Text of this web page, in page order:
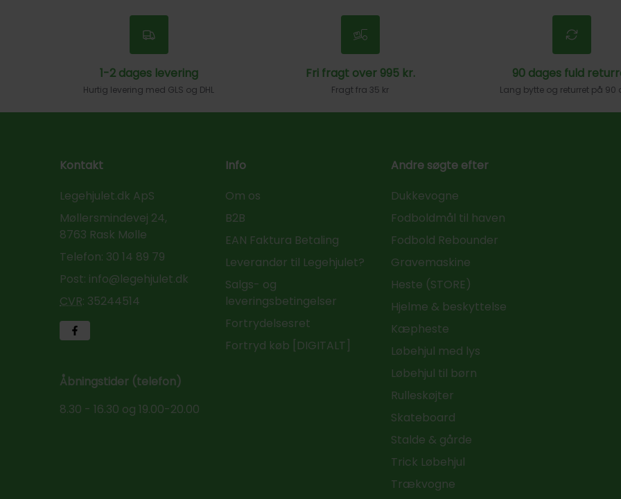
1-2 dages levering
Hurtig levering med GLS og DHL
Fri fragt over 995 kr.
Fragt fra 35 kr
90 dages fuld
Lang bytte og returret på 90
Kontakt
Legehjulet.dk ApS
Møllersmindevej 24,
8763 Rask Mølle
Telefon: 30 14 89 79
Post: info@legehjulet.dk
CVR: 35244514
Åbningstider (telefon)
8.30 - 16.30 og 19.00-20.00
Info
Om os
B2B
EAN Faktura Betaling
Leverandør til Legehjulet?
Salgs- og
leveringsbetingelser
Fortrydelsesret
Fortryd køb [DIGITALT]
Andre søgte efter
Dukkevogne
Fodboldmål til haven
Fodbold Rebounder
Gravemaskine
Heste (STORE)
Hjelme & beskyttelse
Kæpheste
Løbehjul med lys
Løbehjul til børn
Rulleskøjter
Skateboard
Stalde & gårde
Trick Løbehjul
Trækvogne